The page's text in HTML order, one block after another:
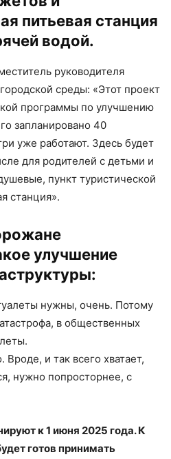
питьевая станция
водой.
руководителя
среды: «Этот проект
программы по улучшению
запланировано 40
уже работают. Здесь будет
для родителей с детьми и
пункт туристической
станция».
улучшение
нужны, очень. Потому
в общественных
и так всего хватает,
нужно попросторнее, с
к 1 июня 2025 года. К
готов принимать